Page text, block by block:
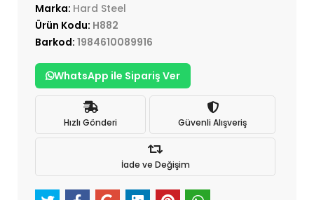
Marka: Hard Steel
Ürün Kodu: H882
Barkod: 1984610089916
WhatsApp ile Sipariş Ver
Hızlı Gönderi Güvenli Alışveriş
İade ve Değişim